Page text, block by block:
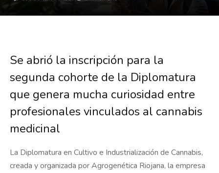
Se abrió la inscripción para la
segunda cohorte de la Diplomatura
que genera mucha curiosidad entre
profesionales vinculados al cannabis
medicinal
La Diplomatura en Cultivo e Industrialización de Cannabis,
creada y organizada por Agrogenética Riojana, la empresa